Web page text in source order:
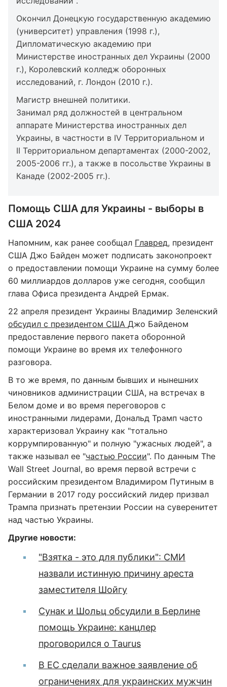
Окончил Донецкую государственную академию
(университет) управления (1998 г.),
Дипломатическую академию при
Министерстве иностранных дел Украины (2000
г.), Королевский колледж оборонных
исследований, г. Лондон (2010 г.).
Магистр внешней политики.
Занимал ряд должностей в центральном
аппарате Министерства иностранных дел
Украины, в частности в IV Территориальном и
II Территориальном департаментах (2000-2002,
2005-2006 гг.), а также в посольстве Украины в
Канаде (2002-2005 гг.).
Помощь США для Украины - выборы в
США 2024
Напомним, как ранее сообщал Главред, президент
США Джо Байден может подписать законопроект
о предоставлении помощи Украине на сумму более
60 миллиардов долларов уже сегодня, сообщил
глава Офиса президента Андрей Ермак.
22 апреля президент Украины Владимир Зеленский
обсудил с президентом США Джо Байденом
предоставление первого пакета оборонной
помощи Украине во время их телефонного
разговора.
В то же время, по данным бывших и нынешних
чиновников администрации США, на встречах в
Белом доме и во время переговоров с
иностранными лидерами, Дональд Трамп часто
характеризовал Украину как "тотально
коррумпированную" и полную "ужасных людей", а
также называл ее "частью России". По данным The
Wall Street Journal, во время первой встречи с
российским президентом Владимиром Путиным в
Германии в 2017 году российский лидер призвал
Трампа признать претензии России на суверенитет
над частью Украины.
Другие новости:
"Взятка - это для публики": СМИ
назвали истинную причину ареста
заместителя Шойгу
Сунак и Шольц обсудили в Берлине
помощь Украине: канцлер
проговорился о Taurus
В ЕС сделали важное заявление об
ограничениях для украинских мужчин